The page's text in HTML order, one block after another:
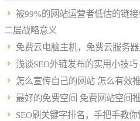
 被99%的网站运营者低估的链
二层战略意义
 免费云电脑主机，免费云服务
 浅谈SEO外链发布的实用小技巧
 怎么宣传自己的网站 怎么有效
 最好的免费空间 免费网站空间
 SEO刷关键字排名，手把手教